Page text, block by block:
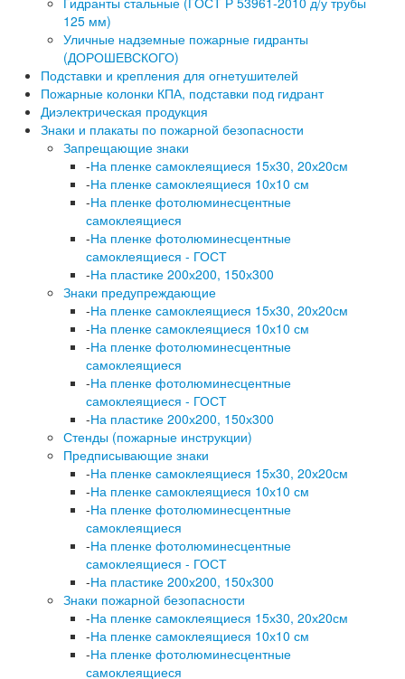
125 мм)
Уличные надземные пожарные гидранты
(ДОРОШЕВСКОГО)
Подставки и крепления для огнетушителей
Пожарные колонки КПА, подставки под гидрант
Диэлектрическая продукция
Знаки и плакаты по пожарной безопасности
Запрещающие знаки
-На пленке самоклеящиеся 15х30, 20х20см
-На пленке самоклеящиеся 10х10 см
-На пленке фотолюминесцентные
самоклеящиеся
-На пленке фотолюминесцентные
самоклеящиеся - ГОСТ
-На пластике 200х200, 150х300
Знаки предупреждающие
-На пленке самоклеящиеся 15х30, 20х20см
-На пленке самоклеящиеся 10х10 см
-На пленке фотолюминесцентные
самоклеящиеся
-На пленке фотолюминесцентные
самоклеящиеся - ГОСТ
-На пластике 200х200, 150х300
Стенды (пожарные инструкции)
Предписывающие знаки
-На пленке самоклеящиеся 15х30, 20х20см
-На пленке самоклеящиеся 10х10 см
-На пленке фотолюминесцентные
самоклеящиеся
-На пленке фотолюминесцентные
самоклеящиеся - ГОСТ
-На пластике 200х200, 150х300
Знаки пожарной безопасности
-На пленке самоклеящиеся 15х30, 20х20см
-На пленке самоклеящиеся 10х10 см
-На пленке фотолюминесцентные
самоклеящиеся